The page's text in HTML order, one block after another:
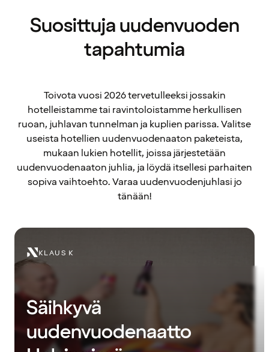
Suosittuja uudenvuoden
tapahtumia
Toivota vuosi 2026 tervetulleeksi jossakin
hotelleistamme tai ravintoloistamme herkullisen
ruoan, juhlavan tunnelman ja kuplien parissa. Valitse
useista hotellien uudenvuodenaaton paketeista,
mukaan lukien hotellit, joissa järjestetään
uudenvuodenaaton juhlia, ja löydä itsellesi parhaiten
sopiva vaihtoehto. Varaa uudenvuodenjuhlasi jo
tänään!
KLAUS K
Säihkyvä
uudenvuodenaatto